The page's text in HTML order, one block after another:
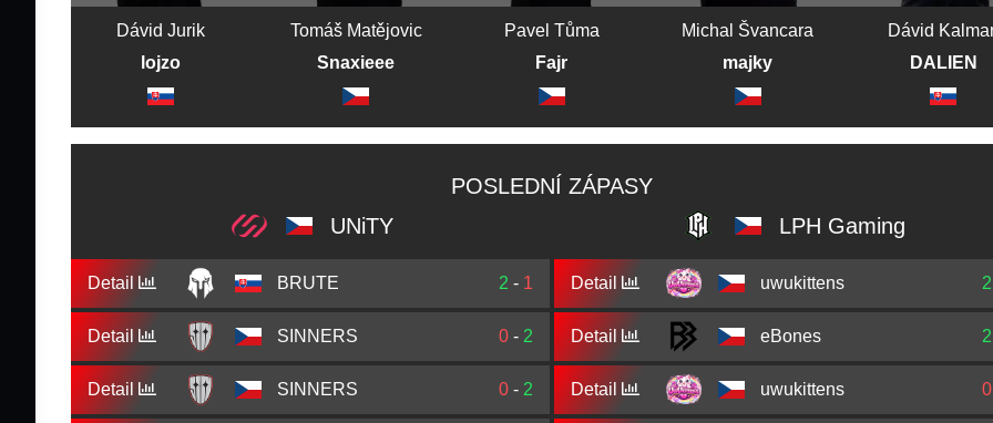
Dávid Jurik
lojzo
Tomáš Matějovic
Snaxieee
Pavel Tůma
Fajr
Michal Švancara
majky
Dávid
DALIEN
POSLEDNÍ ZÁPASY
UNiTY
LPH Gaming
Detail BRUTE 2 - 1
Detail SINNERS 0 - 2
Detail SINNERS 0 - 2
Detail uwukittens 2
Detail eBones 2
Detail uwukittens 0